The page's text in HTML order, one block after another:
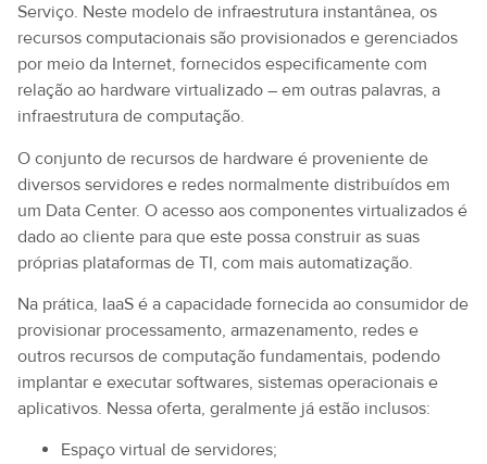
Serviço. Neste modelo de infraestrutura instantânea, os
recursos computacionais são provisionados e gerenciados
por meio da Internet, fornecidos especificamente com
relação ao hardware virtualizado – em outras palavras, a
infraestrutura de computação.
O conjunto de recursos de hardware é proveniente de
diversos servidores e redes normalmente distribuídos em
um Data Center. O acesso aos componentes virtualizados é
dado ao cliente para que este possa construir as suas
próprias plataformas de TI, com mais automatização.
Na prática, IaaS é a capacidade fornecida ao consumidor de
provisionar processamento, armazenamento, redes e
outros recursos de computação fundamentais, podendo
implantar e executar softwares, sistemas operacionais e
aplicativos. Nessa oferta, geralmente já estão inclusos:
Espaço virtual de servidores;